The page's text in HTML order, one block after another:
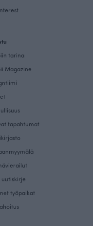
tarina
Magazine
tapahtumat
uutiskirje
työpaikat